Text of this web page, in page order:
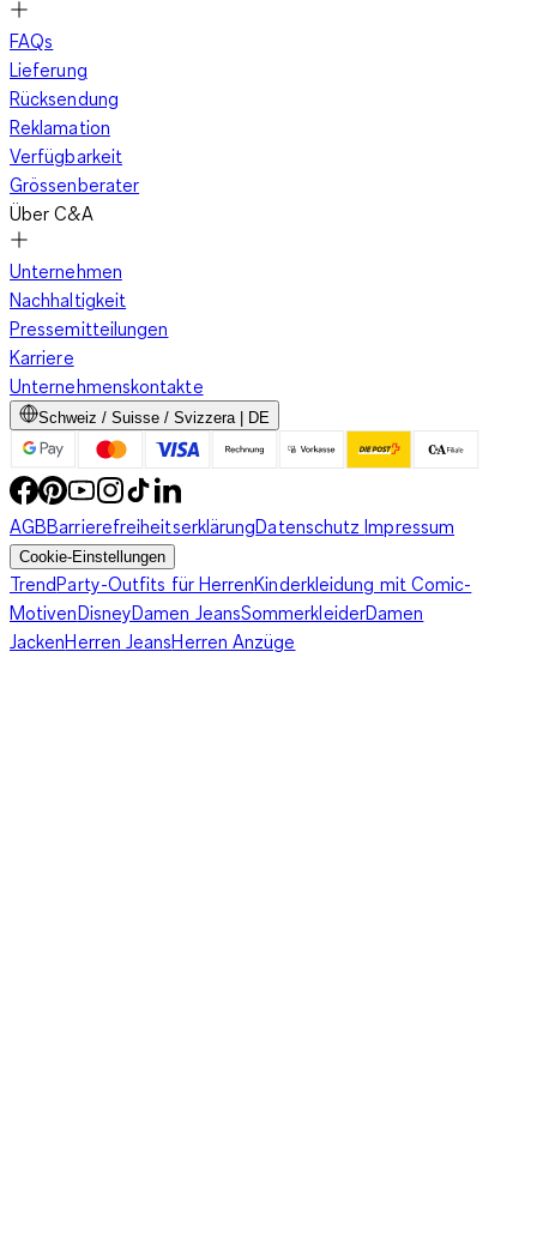
FAQs
Lieferung
Rücksendung
Reklamation
Verfügbarkeit
Grössenberater
Über C&A
Unternehmen
Nachhaltigkeit
Pressemitteilungen
Karriere
Unternehmenskontakte
Schweiz / Suisse / Svizzera | DE
AGBBarrierefreiheitserklärungDatenschutzImpressum
Cookie-Einstellungen
TrendParty-Outfits für HerrenKinderkleidung mit Comic-
MotivenDisneyDamen JeansSommerkleiderDamen
JackenHerren JeansHerren Anzüge